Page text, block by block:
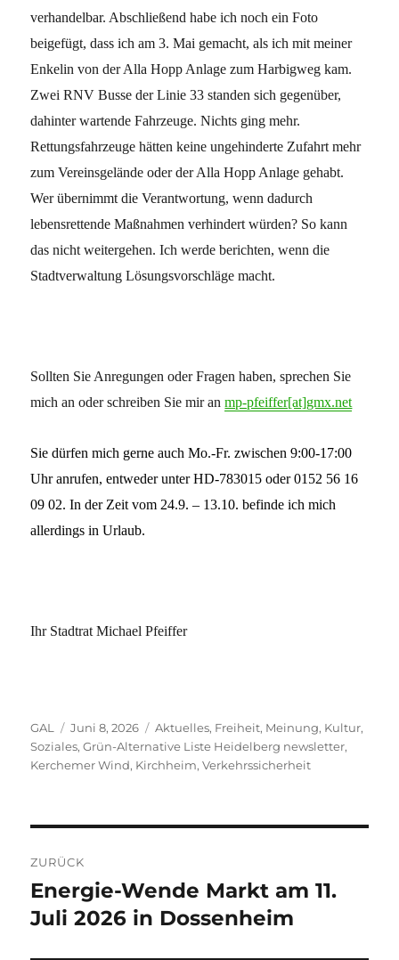
verhandelbar. Abschließend habe ich noch ein Foto
beigefügt, dass ich am 3. Mai gemacht, als ich mit meiner
Enkelin von der Alla Hopp Anlage zum Harbigweg kam.
Zwei RNV Busse der Linie 33 standen sich gegenüber,
dahinter wartende Fahrzeuge. Nichts ging mehr.
Rettungsfahrzeuge hätten keine ungehinderte Zufahrt mehr
zum Vereinsgelände oder der Alla Hopp Anlage gehabt.
Wer übernimmt die Verantwortung, wenn dadurch
lebensrettende Maßnahmen verhindert würden? So kann
das nicht weitergehen. Ich werde berichten, wenn die
Stadtverwaltung Lösungsvorschläge macht.
Sollten Sie Anregungen oder Fragen haben, sprechen Sie
mich an oder schreiben Sie mir anmp-pfeiffer[at]gmx.net
Sie dürfen mich gerne auch Mo.-Fr. zwischen 9:00-17:00
Uhr anrufen, entweder unter HD-783015 oder 0152 56 16
09 02. In der Zeit vom 24.9. – 13.10. befinde ich mich
allerdings in Urlaub.
Ihr Stadtrat Michael Pfeiffer
Autor
GAL
Veröffentlicht
am
Juni 8, 2026 Kategorien
Aktuelles, Freiheit, Meinung, Kultur,
Soziales,Grün-Alternative Liste Heidelberg newsletter,
Kerchemer Wind, Kirchheim,Verkehrssicherheit
ZURÜCK
Vorheriger
Beitrag:
Energie-Wende Markt am 11.
Juli 2026 in Dossenheim